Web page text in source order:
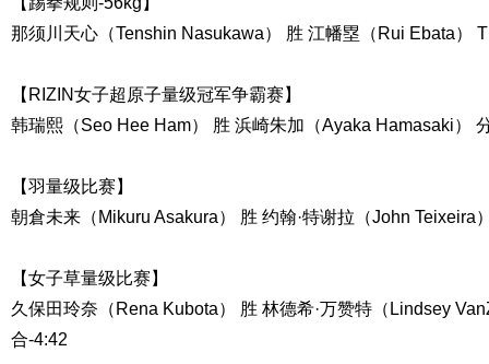
那须川天心（Tenshin Nasukawa） 胜 江幡塁（Rui Ebata）
【RIZIN女子超原子量级冠军争霸赛】
韩瑞熙（Seo Hee Ham） 胜 浜崎朱加（Ayaka Hamasaki）
【羽量级比赛】
朝倉未来（Mikuru Asakura） 胜 约翰·特谢拉（John Teixeira
【女子草量级比赛】
久保田玲奈（Rena Kubota） 胜 林德希·万赞特（Lindsey
合-4:42